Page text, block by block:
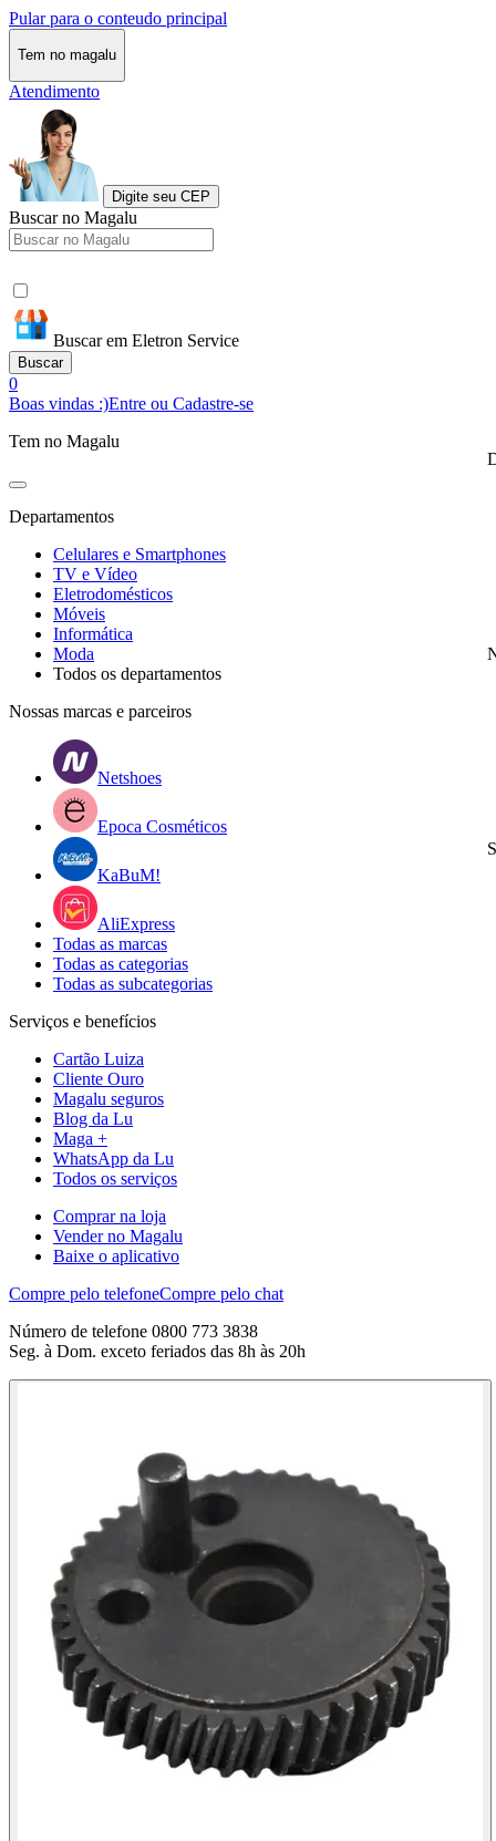
Pular para o conteudo principal
Tem no magalu
Atendimento
Digite seu CEP
Buscar no Magalu
Buscar em Eletron Service
Buscar
0
Boas vindas :)Entre ou Cadastre-se
Tem no Magalu
Departamentos
Celulares e Smartphones
TV e Vídeo
Eletrodomésticos
Móveis
Informática
Moda
Todos os departamentos
Nossas marcas e parceiros
Netshoes
Epoca Cosméticos
KaBuM!
AliExpress
Todas as marcas
Todas as categorias
Todas as subcategorias
Serviços e benefícios
Cartão Luiza
Cliente Ouro
Magalu seguros
Blog da Lu
Maga +
WhatsApp da Lu
Todos os serviços
Comprar na loja
Vender no Magalu
Baixe o aplicativo
Compre pelo telefoneCompre pelo chat
Número de telefone 0800 773 3838
Seg. à Dom. exceto feriados das 8h às 20h